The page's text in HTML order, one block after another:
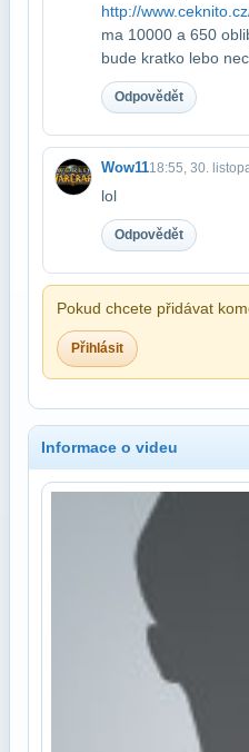
http://
ma 10​000 a 650
bude kratko lebo
Odpovědět
Wow1118:55, 30.
lol
Odpovědět
Pokud chcete přidávat
Přihlásit
Informace o videu